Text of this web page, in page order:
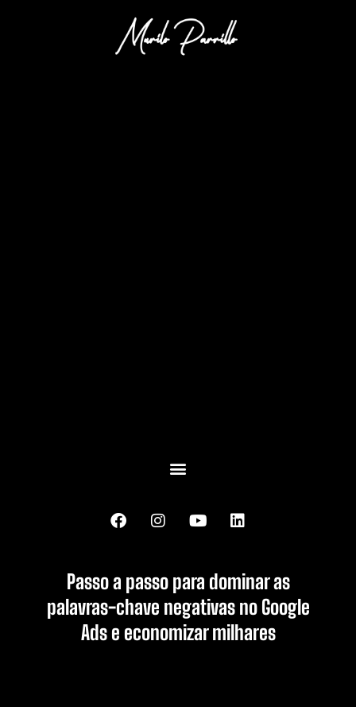
Passo a passo para dominar as
palavras-chave negativas no Google
Ads e economizar milhares